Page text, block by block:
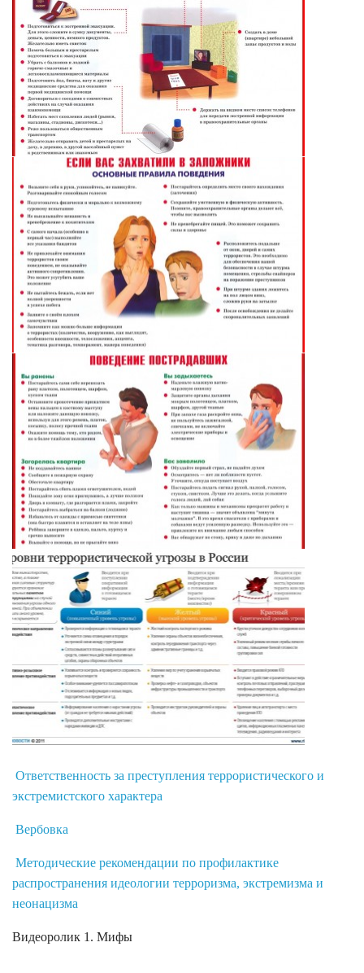
Ответственность за преступления террористического и
экстремистского характера
Вербовка
Методические рекомендации по профилактике
распространения идеологии терроризма, экстремизма и
неонацизма
Видеоролик 1. Мифы